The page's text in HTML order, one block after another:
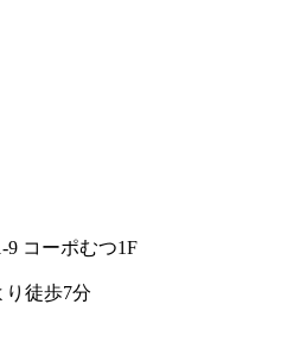
9 コーポむつ1F
徒歩7分